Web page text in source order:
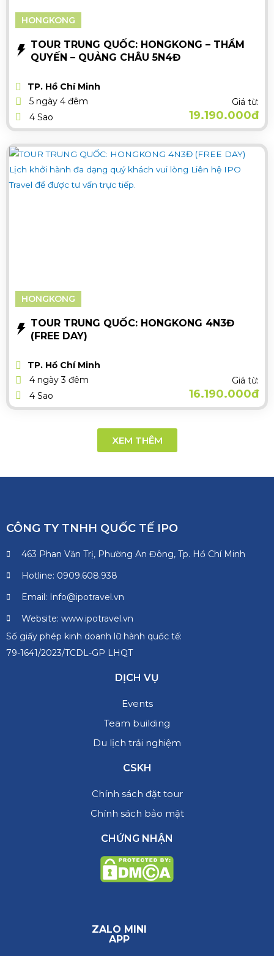
HONGKONG
TOUR TRUNG QUỐC: HONGKONG – THẨM
QUYẾN – QUẢNG CHÂU 5N4Đ
TP. Hồ Chí Minh
5 ngày 4 đêm
4 Sao
Giá từ:
19.190.000đ
HONGKONG
TOUR TRUNG QUỐC: HONGKONG 4N3Đ
(FREE DAY)
TP. Hồ Chí Minh
4 ngày 3 đêm
4 Sao
Giá từ:
16.190.000đ
XEM THÊM
CÔNG TY TNHH QUỐC TẾ IPO
463 Phan Văn Trị, Phường An Đông, Tp. Hồ Chí Minh
Hotline: 0909.608.938
Email: Info@ipotravel.vn
Website: www.ipotravel.vn
Số giấy phép kinh doanh lữ hành quốc tế:
79-1641/2023/TCDL-GP LHQT
DỊCH VỤ
Events
Team building
Du lịch trải nghiệm
CSKH
Chính sách đặt tour
Chính sách bảo mật
CHỨNG NHẬN
ZALO MINI
APP